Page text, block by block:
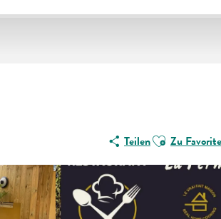
TeilenAjouter aux
Zu